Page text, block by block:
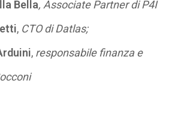
Bella, Associate Partner di P4I
, CTO di Datlas;
, responsabile finanza e